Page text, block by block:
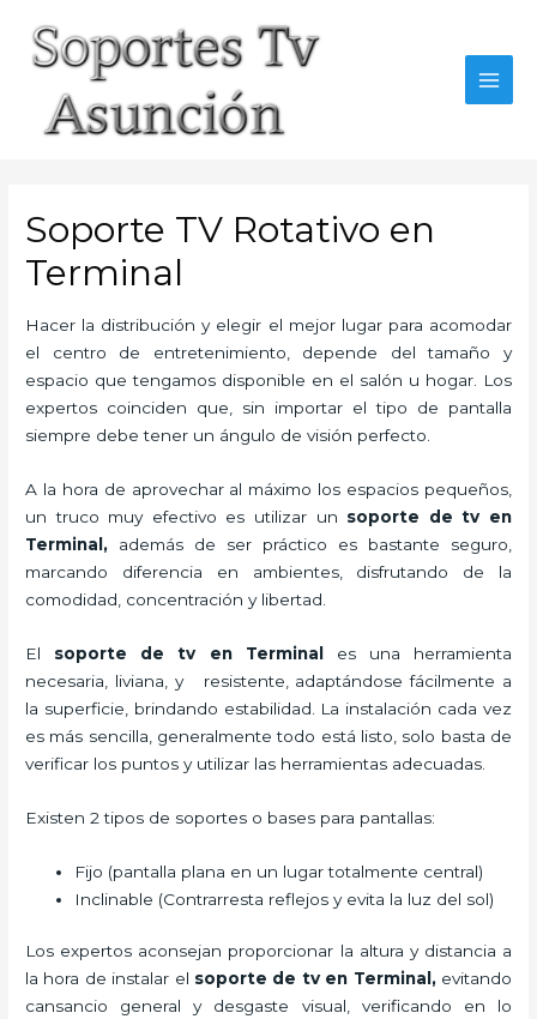
content
Soporte TV Rotativo en
Terminal
Hacer la distribución y elegir el mejor lugar para acomodar
el centro de entretenimiento, depende del tamaño y
espacio que tengamos disponible en el salón u hogar. Los
expertos coinciden que, sin importar el tipo de pantalla
siempre debe tener un ángulo de visión perfecto.
A la hora de aprovechar al máximo los espacios pequeños,
un truco muy efectivo es utilizar un soporte de tv en
Terminal, además de ser práctico es bastante seguro,
marcando diferencia en ambientes, disfrutando de la
comodidad, concentración y libertad.
El soporte de tv en Terminal es una herramienta
necesaria, liviana, y resistente, adaptándose fácilmente a
la superficie, brindando estabilidad. La instalación cada vez
es más sencilla, generalmente todo está listo, solo basta de
verificar los puntos y utilizar las herramientas adecuadas.
Existen 2 tipos de soportes o bases para pantallas:
Fijo (pantalla plana en un lugar totalmente central)
Inclinable (Contrarresta reflejos y evita la luz del sol)
Los expertos aconsejan proporcionar la altura y distancia a
la hora de instalar el soporte de tv en Terminal, evitando
cansancio general y desgaste visual, verificando en lo